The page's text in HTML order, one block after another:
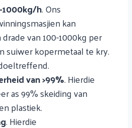
h. Ons
kan
van 100-1000kg per
suiwer kopermetaal te kry.
van >99%. Hierdie
as 99% skeiding van
plastiek.
. Hierdie